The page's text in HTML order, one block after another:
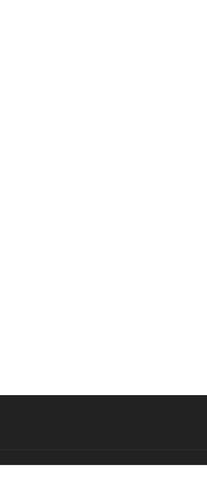
reservados